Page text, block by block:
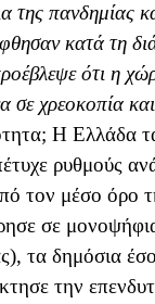
της πανδημίας
κατά τη
ότι η
σε χρεοκοπία
Η Ελλάδα
ρυθμούς
τον μέσο όρο
σε
τα δημόσια
την